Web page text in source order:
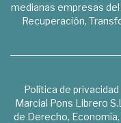
medianas empresas
Recuperación,
Política de privacidad
Marcial Pons Librero
de Derecho,